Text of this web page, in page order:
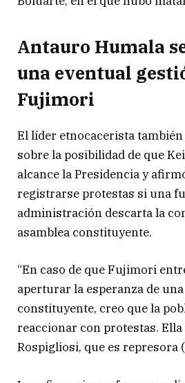
Antauro Humala
una eventual
Fujimori
El líder etnocacerista
sobre la posibilidad de que
alcance la Presidencia y
registrarse protestas si una
administración descarta la
asamblea constituyente.
“En caso de que Fujimori
aperturar la esperanza de
constituyente, creo que la
reaccionar con protestas.
Rospigliosi, que es represora